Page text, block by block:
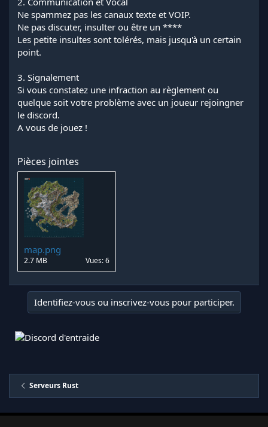
Ne spammez pas les canaux texte et VOIP.
Ne pas discuter, insulter ou être un ****
Les petite insultes sont tolérés, mais jusqu'à un certain
point.
3. Signalement
Si vous constatez une infraction au règlement ou
quelque soit votre problème avec un joueur rejoingner
le discord.
A vous de jouez !
Pièces jointes
map.png
2.7 MB Vues: 6
Identifiez-vous ou inscrivez-vous pour participer.
Serveurs Rust